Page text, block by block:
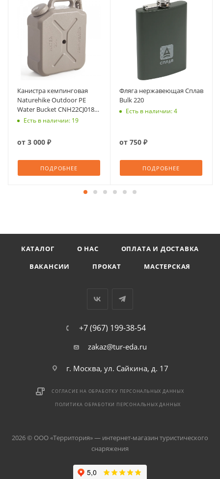
Канистра кемпинговая
Naturehike Outdoor PE
Water Bucket CNH22CJ018
20 лЕсть в наличии: 19
от 3 000 ₽
ПОДРОБНЕЕ
Фляга нержавеющая Сплав
Bulk 220
Есть в наличии: 4
от 750 ₽
ПОДРОБНЕЕ
КАТАЛОГ О НАС
ОПЛАТА И ДОСТАВКА
ВАКАНСИИ
ПРОКАТ МАСТЕРСКАЯ
+7 (967) 199-38-54
zakaz@tur-eda.ru
г. Москва, ул. Сайкина, д. 17
СОГЛАСИЕ НА ОБРАБОТКУ ПЕРСОНАЛЬНЫХ ДАННЫХ
ПОЛИТИКА ОБРАБОТКИ ПЕРСОНАЛЬНЫХ ДАННЫХ
2026 © ООО «Территория» — интернет-магазин туристического
снаряжения